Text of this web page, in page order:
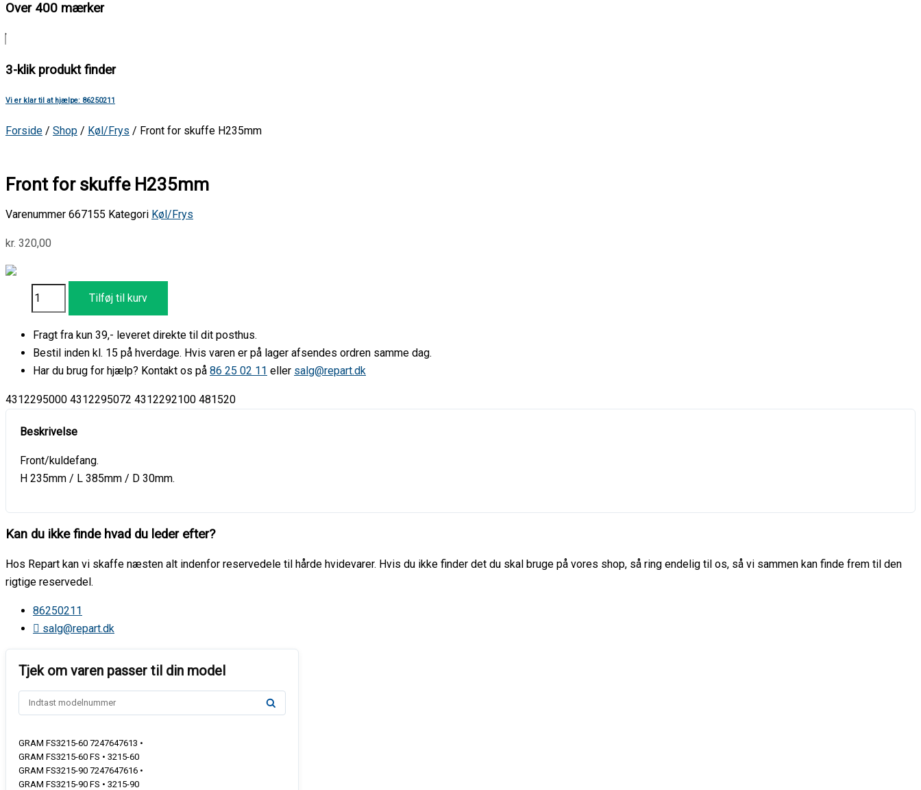
Over 400 mærker
3-klik produkt finder
Vi er klar til at hjælpe: 86250211
Forside / Shop / Køl/Frys / Front for skuffe H235mm
Front for skuffe H235mm
Varenummer 667155 Kategori Køl/Frys
kr. 320,00
Tilføj til kurv
Fragt fra kun 39,- leveret direkte til dit posthus.
Bestil inden kl. 15 på hverdage. Hvis varen er på lager afsendes ordren samme dag.
Har du brug for hjælp? Kontakt os på 86 25 02 11 eller salg@repart.dk
4312295000 4312295072 4312292100 481520
Front/kuldefang.
H 235mm / L 385mm / D 30mm.
Kan du ikke finde hvad du leder efter?
Hos Repart kan vi skaffe næsten alt indenfor reservedele til hårde hvidevarer. Hvis du ikke finder det du skal bruge på vores shop, så ring endelig til os, så vi sammen kan finde frem til den
rigtige reservedel.
86250211
salg@repart.dk
GRAM FS3215-60 7247647613 •
GRAM FS3215-60 FS • 3215-60
GRAM FS3215-90 7247647616 •
GRAM FS3215-90 FS • 3215-90